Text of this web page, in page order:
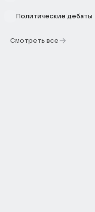
Политические дебаты
Смотреть все